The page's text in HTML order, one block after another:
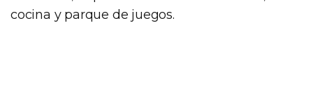
cocina y parque de juegos.